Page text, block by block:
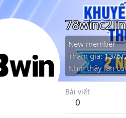
New member
Tham gia 13/6/
Nhìn thấy lần
Bài viết
0